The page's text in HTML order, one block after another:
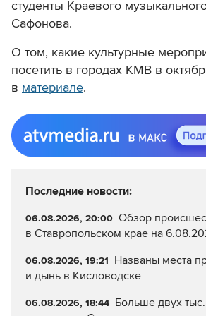
студенты Краевого
Сафонова.
О том, какие культурные
посетить в городах КМВ в
в материале.
Последние новости:
06.08.2026, 20:00 Обзор
в Ставропольском крае на
06.08.2026, 19:21 Названы места
и дынь в Кисловодске
06.08.2026, 18:44 Больше двух